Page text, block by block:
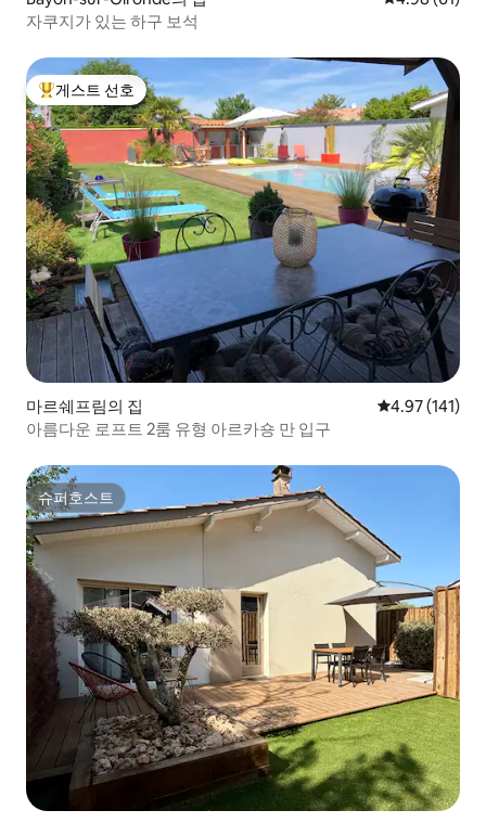
자쿠지가 있는 하구 보석
상위 게스트 선호
게스트 선호
마르쉐프림의 집 평점 4.97점(5
4.97 (141)
아름다운 로프트 2룸 유형 아르카숑 만 입구
슈퍼호스트
슈퍼호스트